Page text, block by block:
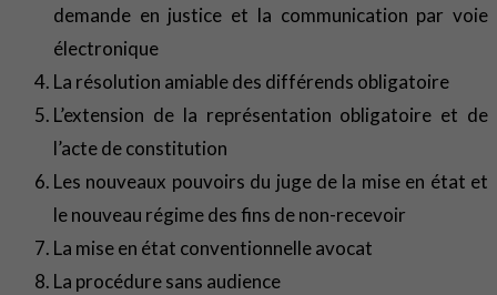
demande en justice et la communication par voie
électronique
La résolution amiable des différends obligatoire
L’extension de la représentation obligatoire et de
l’acte de constitution
Les nouveaux pouvoirs du juge de la mise en état et
le nouveau régime des fins de non-recevoir
La mise en état conventionnelle avocat
La procédure sans audience